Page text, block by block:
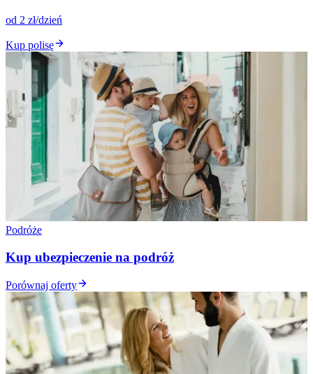
od 2 zł/dzień
Kup polisę
Podróże
Kup ubezpieczenie na podróż
Porównaj oferty